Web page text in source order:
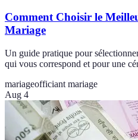
Comment Choisir le
Mariage
Un guide pratique pour
qui vous correspond et pour une
mariageofficiant mariage
Aug 4